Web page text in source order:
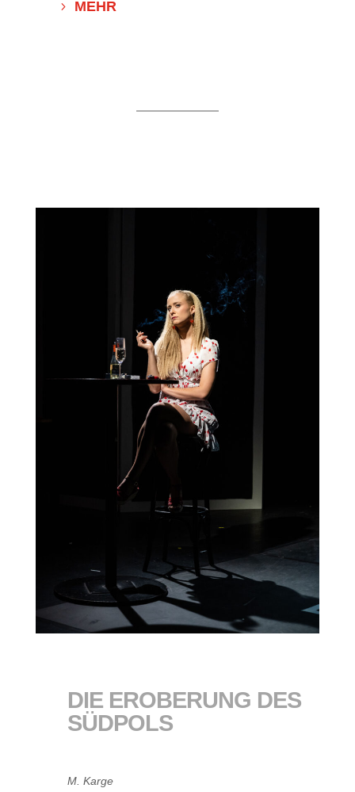
MEHR
DIE EROBERUNG DES
SÜDPOLS
M. Karge